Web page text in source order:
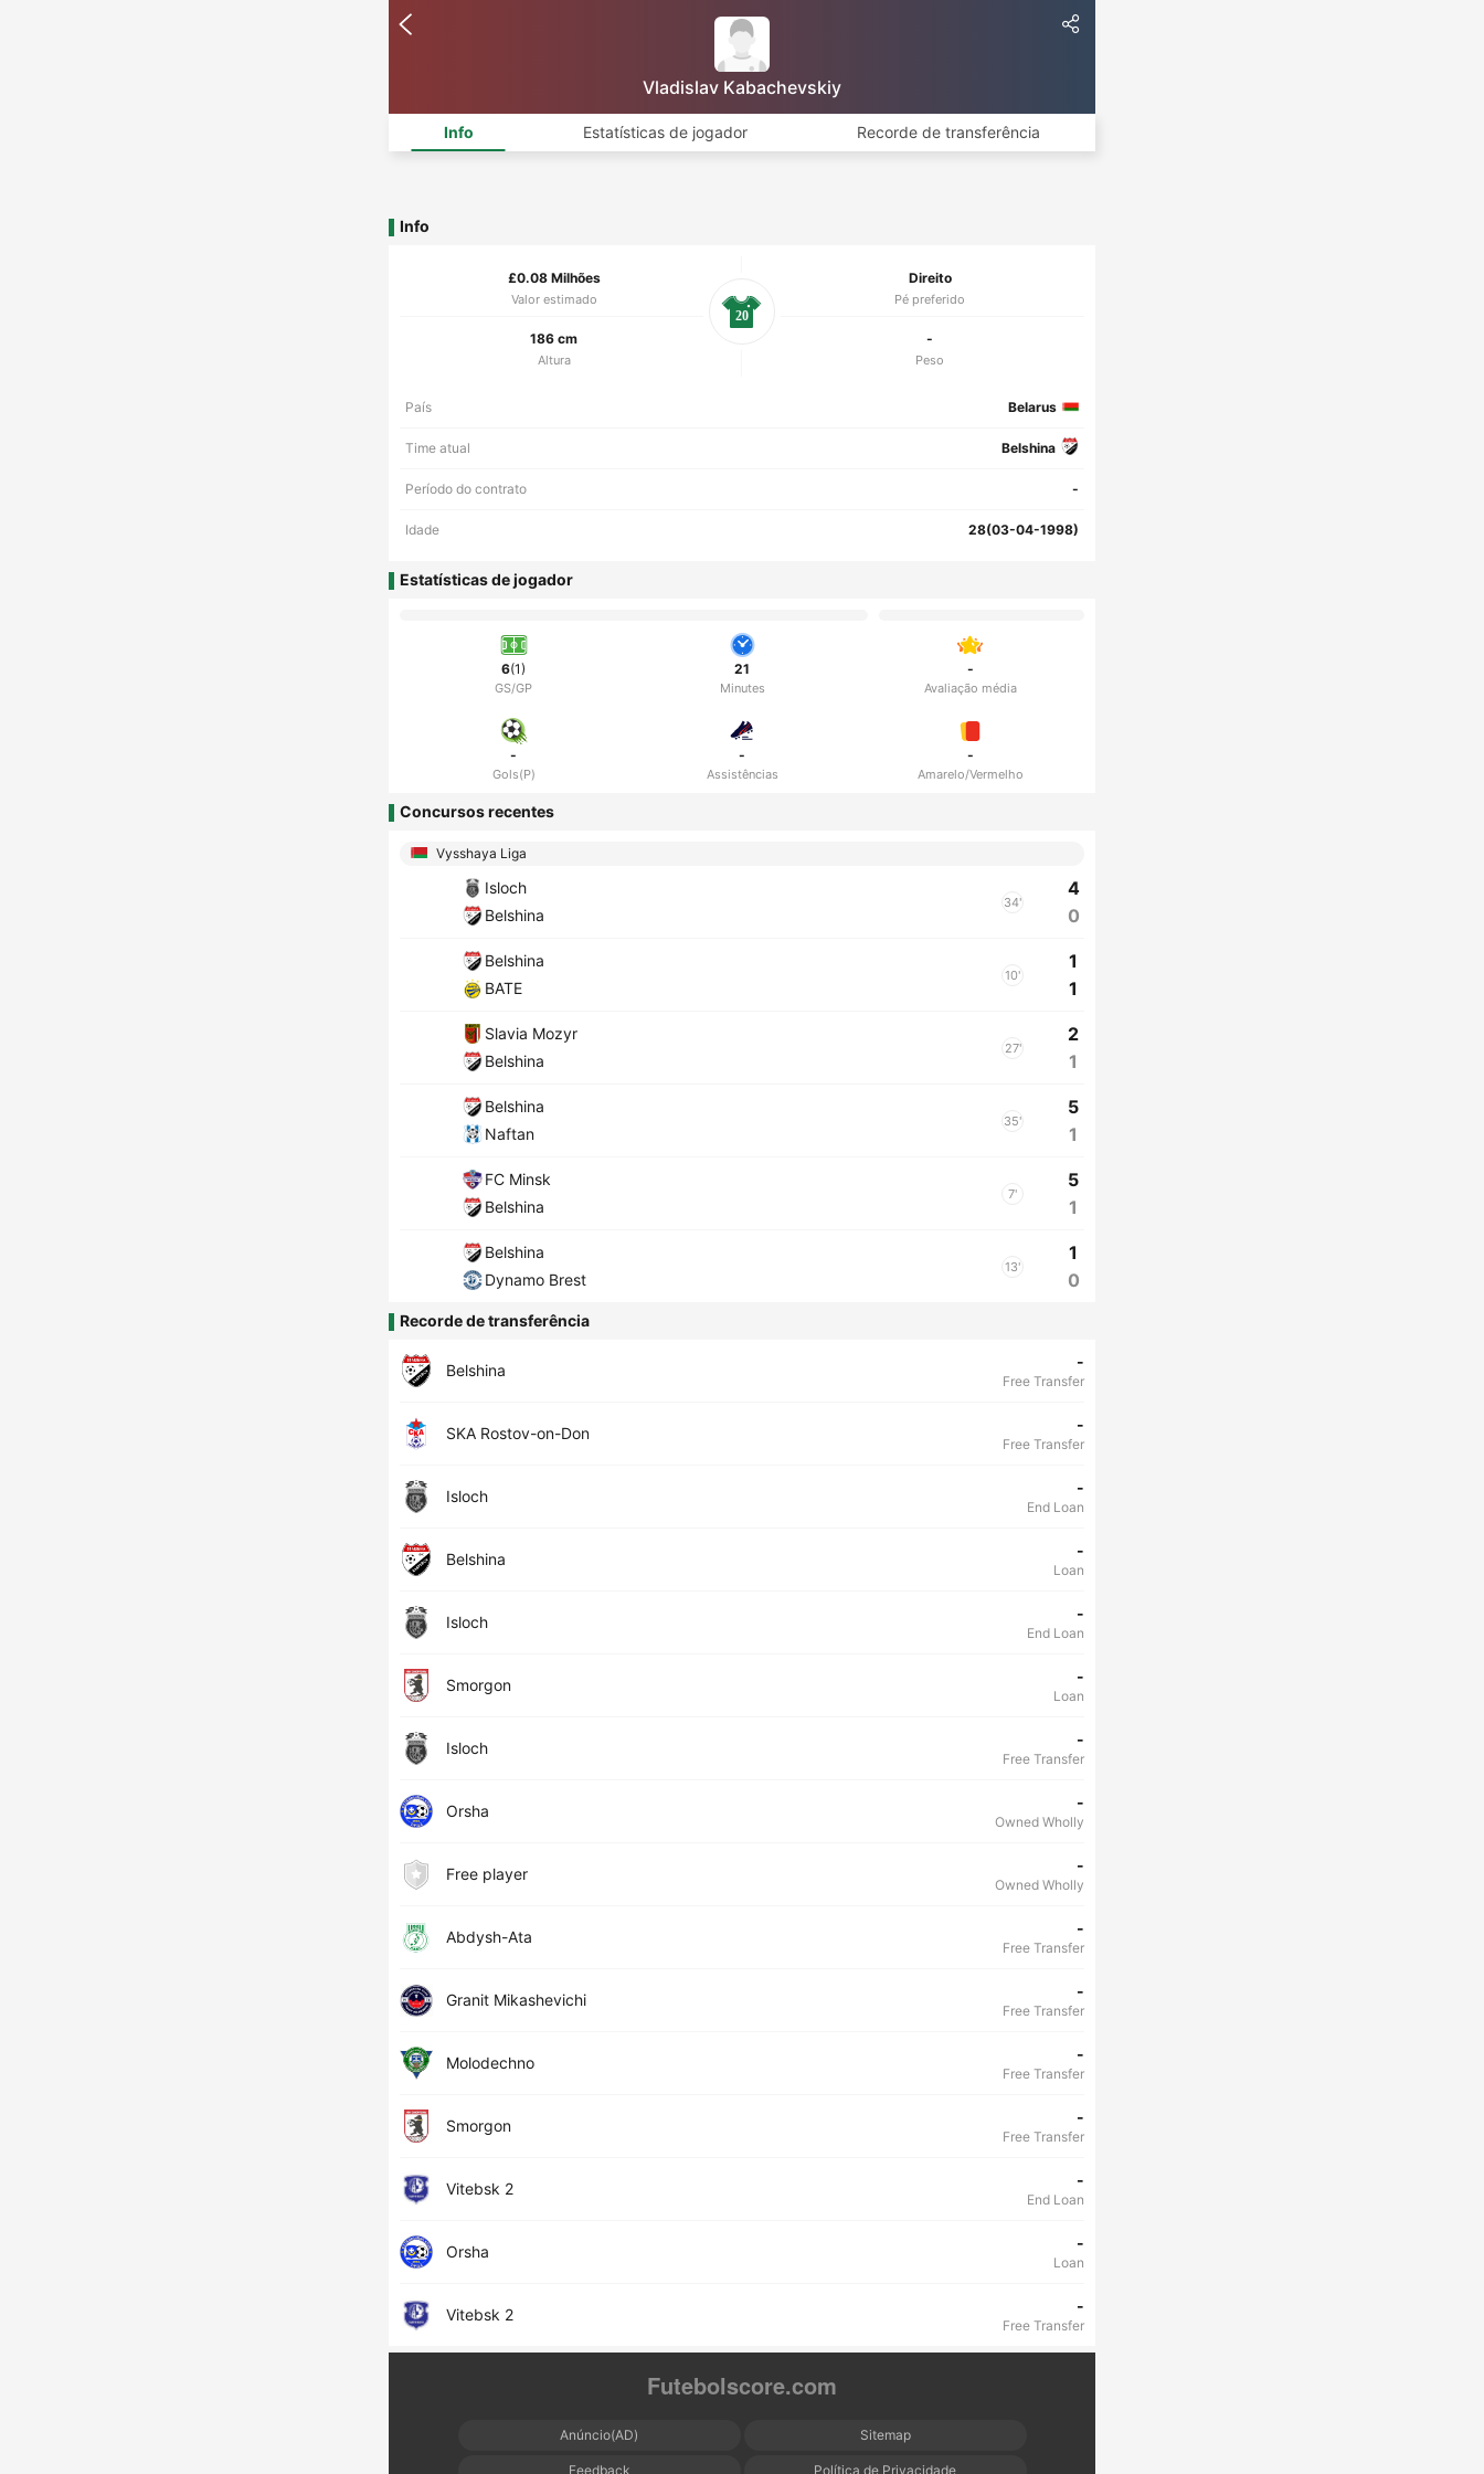
Vladislav Kabachevskiy
Info Estatísticas de jogador Recorde de transferência
Info
£0.08 Milhões
Valor estimado
Direito
Pé preferido
186 cm
Altura
-
Peso
20
País Belarus
Time atual Belshina
Período do contrato -
Idade 28(03-04-1998)
Estatísticas de jogador
6(1)
GS/GP
21
Minutes
-
Avaliação média
-
Gols(P)
-
Assistências
-
Amarelo/Vermelho
Concursos recentes
Vysshaya Liga
Isloch
Belshina
34'
4
0
Belshina
BATE
10'
1
1
Slavia Mozyr
Belshina
27'
2
1
Belshina
Naftan
35'
5
1
FC Minsk
Belshina
7'
5
1
Belshina
Dynamo Brest
13'
1
0
Recorde de transferência
Belshina -
Free Transfer
SKA Rostov-on-Don -
Free Transfer
Isloch -
End Loan
Belshina -
Loan
Isloch -
End Loan
Smorgon -
Loan
Isloch -
Free Transfer
Orsha -
Owned Wholly
Free player -
Owned Wholly
Abdysh-Ata -
Free Transfer
Granit Mikashevichi -
Free Transfer
Molodechno -
Free Transfer
Smorgon -
Free Transfer
Vitebsk 2 -
End Loan
Orsha -
Loan
Vitebsk 2 -
Free Transfer
Futebolscore.com
Anúncio(AD) Sitemap
Feedback Política de Privacidade